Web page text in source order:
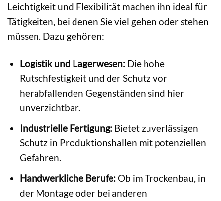
Leichtigkeit und Flexibilität machen ihn ideal für
Tätigkeiten, bei denen Sie viel gehen oder stehen
müssen. Dazu gehören:
Logistik und Lagerwesen:Die hohe
Rutschfestigkeit und der Schutz vor
herabfallenden Gegenständen sind hier
unverzichtbar.
Industrielle Fertigung:Bietet zuverlässigen
Schutz in Produktionshallen mit potenziellen
Gefahren.
Handwerkliche Berufe:Ob im Trockenbau, in
der Montage oder bei anderen